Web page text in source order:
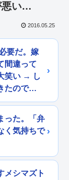
悪い…
2016.05.25
要だ。嫁
間違って
笑い → し
たので…
った。「弁
く気持ちで
メシマズト